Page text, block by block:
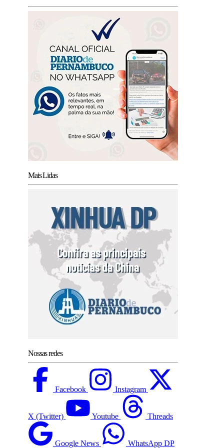
Mais Lidas
Nossas redes
Facebook Instagram
X (Twitter) Youtube Threads
Google News WhatsApp DP